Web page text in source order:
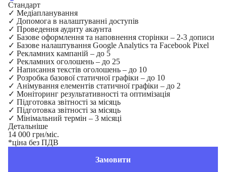
Стандарт
✓ Медіапланування
✓ Допомога в налаштуванні доступів
✓ Проведення аудиту акаунта
✓ Базове оформлення та наповнення сторінки – 2-3 дописи
✓ Базове налаштування Google Analytics та Facebook Pixel
✓ Рекламних кампаній – до 5
✓ Рекламних оголошень – до 25
✓ Написання текстів оголошень – до 10
✓ Розробка базової статичної графіки – до 10
✓ Анімування елементів статичної графіки – до 2
✓ Моніторинг результативності та оптимізація
✓ Підготовка звітності за місяць
✓ Підготовка звітності за місяць
✓ Мінімальний термін – 3 місяці
Детальніше
14 000 грн/міс.
*ціна без ПДВ
Замовити